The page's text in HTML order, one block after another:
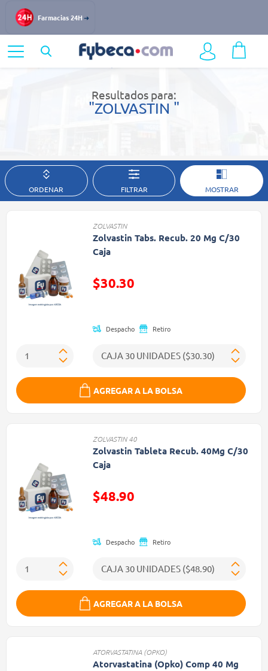
Farmacias 24H
Resultados de búsqueda
Resultados para:
"ZOLVASTIN "
ORDENAR FILTRAR MOSTRAR
ZOLVASTIN
Zolvastin Tabs. Recub. 20 Mg C/30
Caja
$30.30
Despacho Retiro
AGREGAR A LA BOLSA
ZOLVASTIN 40
Zolvastin Tableta Recub. 40Mg C/30
Caja
$48.90
Despacho Retiro
AGREGAR A LA BOLSA
ATORVASTATINA (OPKO)
Atorvastatina (Opko) Comp 40 Mg